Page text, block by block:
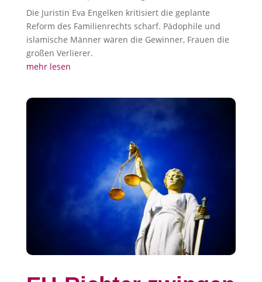
Die Juristin Eva Engelken kritisiert die geplante
Reform des Familienrechts scharf. Pädophile und
islamische Männer wären die Gewinner, Frauen die
großen Verlierer.
mehr lesen